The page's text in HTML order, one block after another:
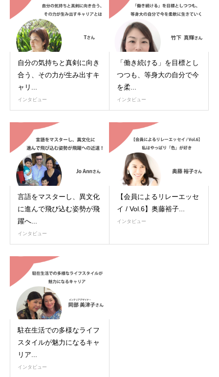
自分の気持ちと真剣に向き
合う、その力が生み出すキ
ャリ...
インタビュー
「働き続ける」を目標とし
つつも、等身大の自分で今
を柔...
インタビュー
言語をマスターし、異文化
に進んで飛び込む姿勢が飛
躍へ...
インタビュー
【会員によるリレーエッセ
イ / Vol.6】奥藤裕子...
インタビュー
駐在生活での多様なライフ
スタイルが魅力になるキャ
リア...
インタビュー